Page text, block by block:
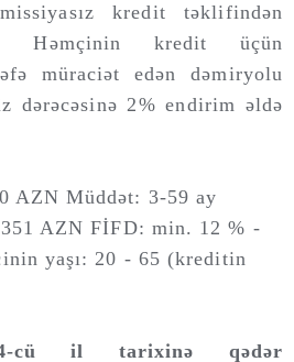
kredit təklifindən
Həmçinin kredit üçün
müraciət edən dəmiryolu
dərəcəsinə 2% endirim əldə
AZN Müddət: 3-59 ay
AZN FİFD: min. 12 % -
yaşı: 20 - 65 (kreditin
cü il tarixinə qədər